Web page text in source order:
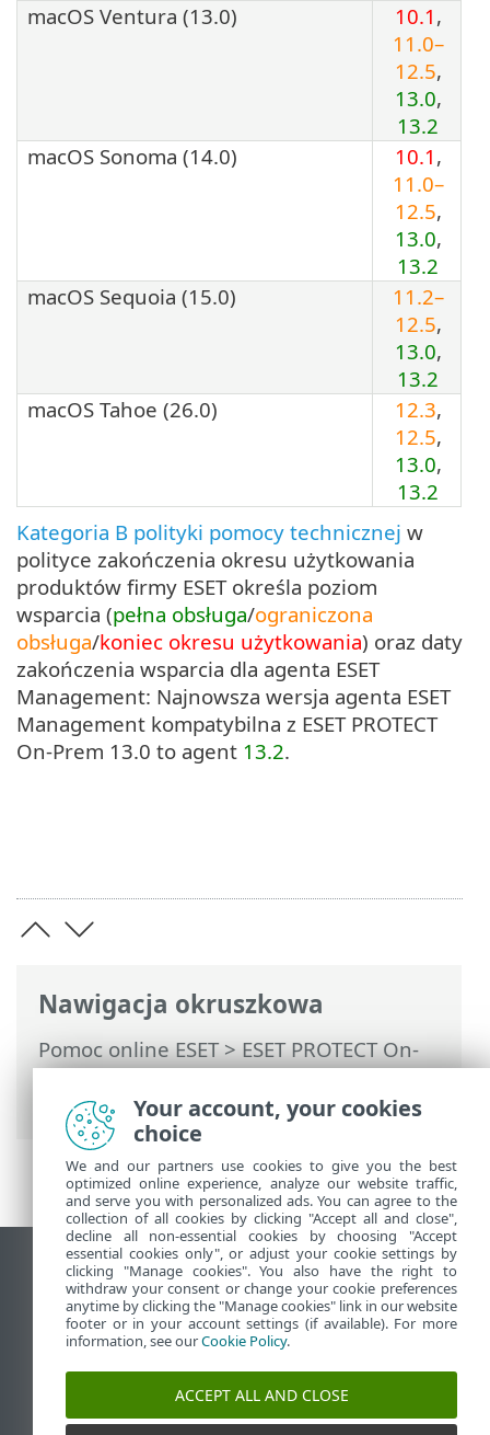
Nawigacja okruszkowa
Pomoc online ESET>ESET PROTECT On-
Prem>Specyfikacje>Obsługiwane
systemy operacyjne> macOS
macOS Ventura (13.0)
10.1 ,
11.0–
12.5,
13.0,
13.2
macOS Sonoma (14.0)
10.1 ,
11.0–
12.5,
13.0,
13.2
macOS Sequoia (15.0)
11.2–
12.5,
13.0,
13.2
macOS Tahoe (26.0)
12.3,
12.5,
13.0,
13.2
Kategoria B polityki pomocy technicznej w
polityce zakończenia okresu użytkowania
produktów firmy ESET określa poziom
wsparcia (pełna obsługa/ograniczona
obsługa/koniec okresu użytkowania) oraz daty
zakończenia wsparcia dla agenta ESET
Management: Najnowsza wersja agenta ESET
Management kompatybilna z ESET PROTECT
On-Prem 13.0 to agent 13.2.
Wyświetl witrynę internetową dla
komputerów
End of Life
Baza wiedzy ESET
Forum ESET
ESET Status Portal
Your account, your cookies
choice
We and our partners use cookies to give you the best
optimized online experience, analyze our website traffic,
and serve you with personalized ads. You can agree to the
collection of all cookies by clicking "Accept all and close",
decline all non-essential cookies by choosing "Accept
essential cookies only", or adjust your cookie settings by
clicking "Manage cookies". You also have the right to
withdraw your consent or change your cookie preferences
anytime by clicking the "Manage cookies" link in our website
footer or in your account settings (if available). For more
information, see ourCookie Policy.
ACCEPT ALL AND CLOSE